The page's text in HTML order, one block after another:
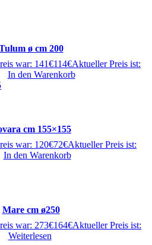
ø cm 200
war: 141€114€Aktueller Preis ist:
In den Warenkorb
cm 155×155
war: 120€72€Aktueller Preis ist:
In den Warenkorb
Mare cm ø250
war: 273€164€Aktueller Preis ist:
Weiterlesen